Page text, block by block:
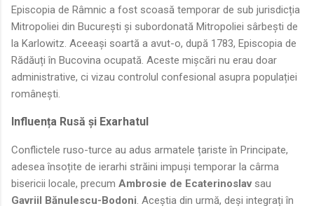
Episcopia de Râmnic a fost scoasă temporar de sub jurisdicția
Mitropoliei din București și subordonată Mitropoliei sârbești de
la Karlowitz. Aceeași soartă a avut-o, după 1783, Episcopia de
Rădăuți în Bucovina ocupată. Aceste mișcări nu erau doar
administrative, ci vizau controlul confesional asupra populației
românești.
Influența Rusă și Exarhatul
Conflictele ruso-turce au adus armatele țariste în Principate,
adesea însoțite de ierarhi străini impuși temporar la cârma
bisericii locale, precum Ambrosie de Ecaterinoslav sau
Gavriil Bănulescu-Bodoni. Aceștia din urmă, deși integrați în